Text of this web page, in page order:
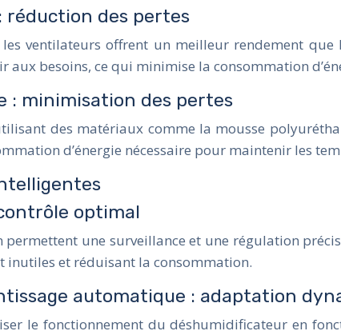
des pertes
les ventilateurs offrent un meilleur rendement
aux besoins, ce qui minimise la consommation
: minimisation des pertes
des matériaux comme la mousse
d’énergie nécessaire pour maintenir les
optimal
permettent une surveillance et une régulation
inutiles et réduisant la consommation.
automatique : adaptation
le fonctionnement du déshumidificateur en